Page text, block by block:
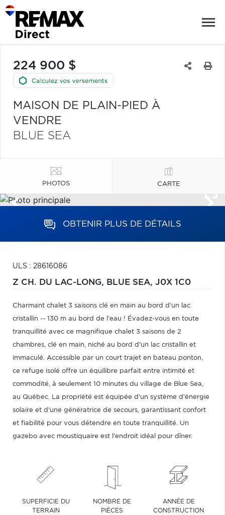
224 900 $
MAISON DE PLAIN-PIED À
VENDRE
BLUE SEA
PHOTOS CARTE
OBTENIR PLUS DE DÉTAILS
ULS : 28616086
Z CH. DU LAC-LONG, BLUE SEA, J0X 1C0
Charmant chalet 3 saisons clé en main au bord d'un lac
cristallin -- 130 m au bord de l'eau ! Évadez-vous en toute
tranquillité avec ce magnifique chalet 3 saisons de 2
chambres, clé en main, niché au bord d'un lac cristallin et
immaculé. Accessible par un court trajet en bateau ponton,
ce refuge isolé offre un équilibre parfait entre intimité et
commodité, à seulement 10 minutes du village de Blue Sea,
au Québec. La propriété est équipée d'un système d'énergie
solaire et d'une génératrice de secours, garantissant confort
et fiabilité pour vous détendre en toute tranquillité. Un
gazebo avec moustiquaire est l'endroit idéal pour dîner.
SUPERFICIE DU
TERRAIN
NOMBRE DE
PIÈCES
ANNÉE DE
CONSTRUCTION